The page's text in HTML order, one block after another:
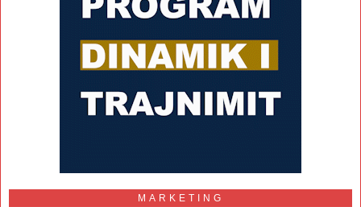
MARKETING